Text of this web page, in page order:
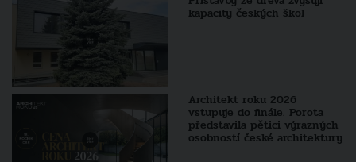
kapacity českých škol
Architekt roku 2026
vstupuje do finále. Porota
představila pětici výrazných
osobností české architektury